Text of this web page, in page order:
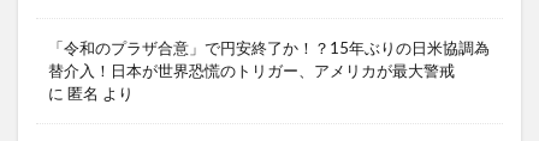
「令和のプラザ合意」で円安終了か！？15年ぶりの日米協調為
替介入！日本が世界恐慌のトリガー、アメリカが最大警戒
に 匿名 より